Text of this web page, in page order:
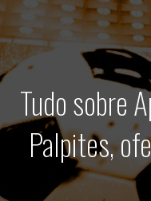
Tudo sobre
Palpites,